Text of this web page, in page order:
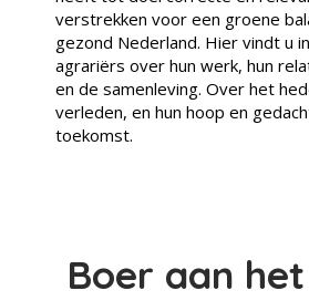
verstrekken voor een groene
gezond Nederland. Hier vindt u
agrariërs over hun werk, hun
en de samenleving. Over het
verleden, en hun hoop en
toekomst.
Boer aan